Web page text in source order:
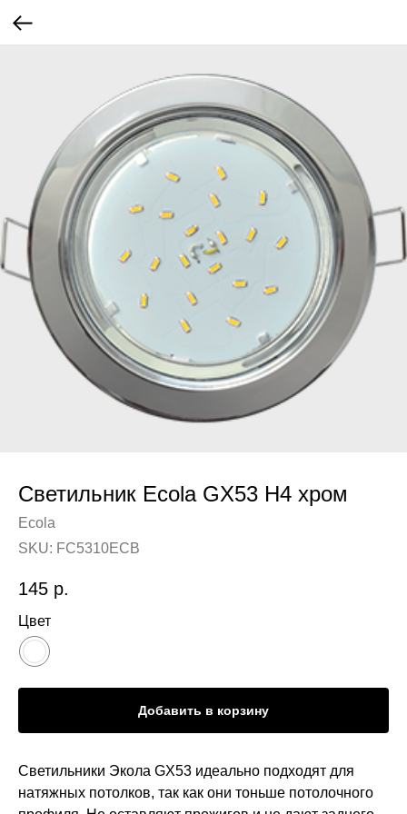
Светильник Ecola GX53 H4 хром
Ecola
SKU: FC5310ECB
145 р.
Цвет
Добавить в корзину
Светильники Экола GX53 идеально подходят для
натяжных потолков, так как они тоньше потолочного